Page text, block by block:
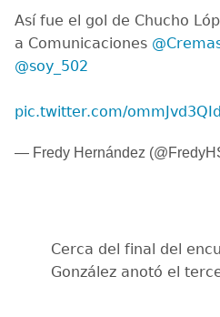
Así fue el gol de Chucho
a Comunicaciones
@soy_502
pic.twitter.com/ommJvd3QId
— Fredy Hernández
Cerca del final del
González anotó el